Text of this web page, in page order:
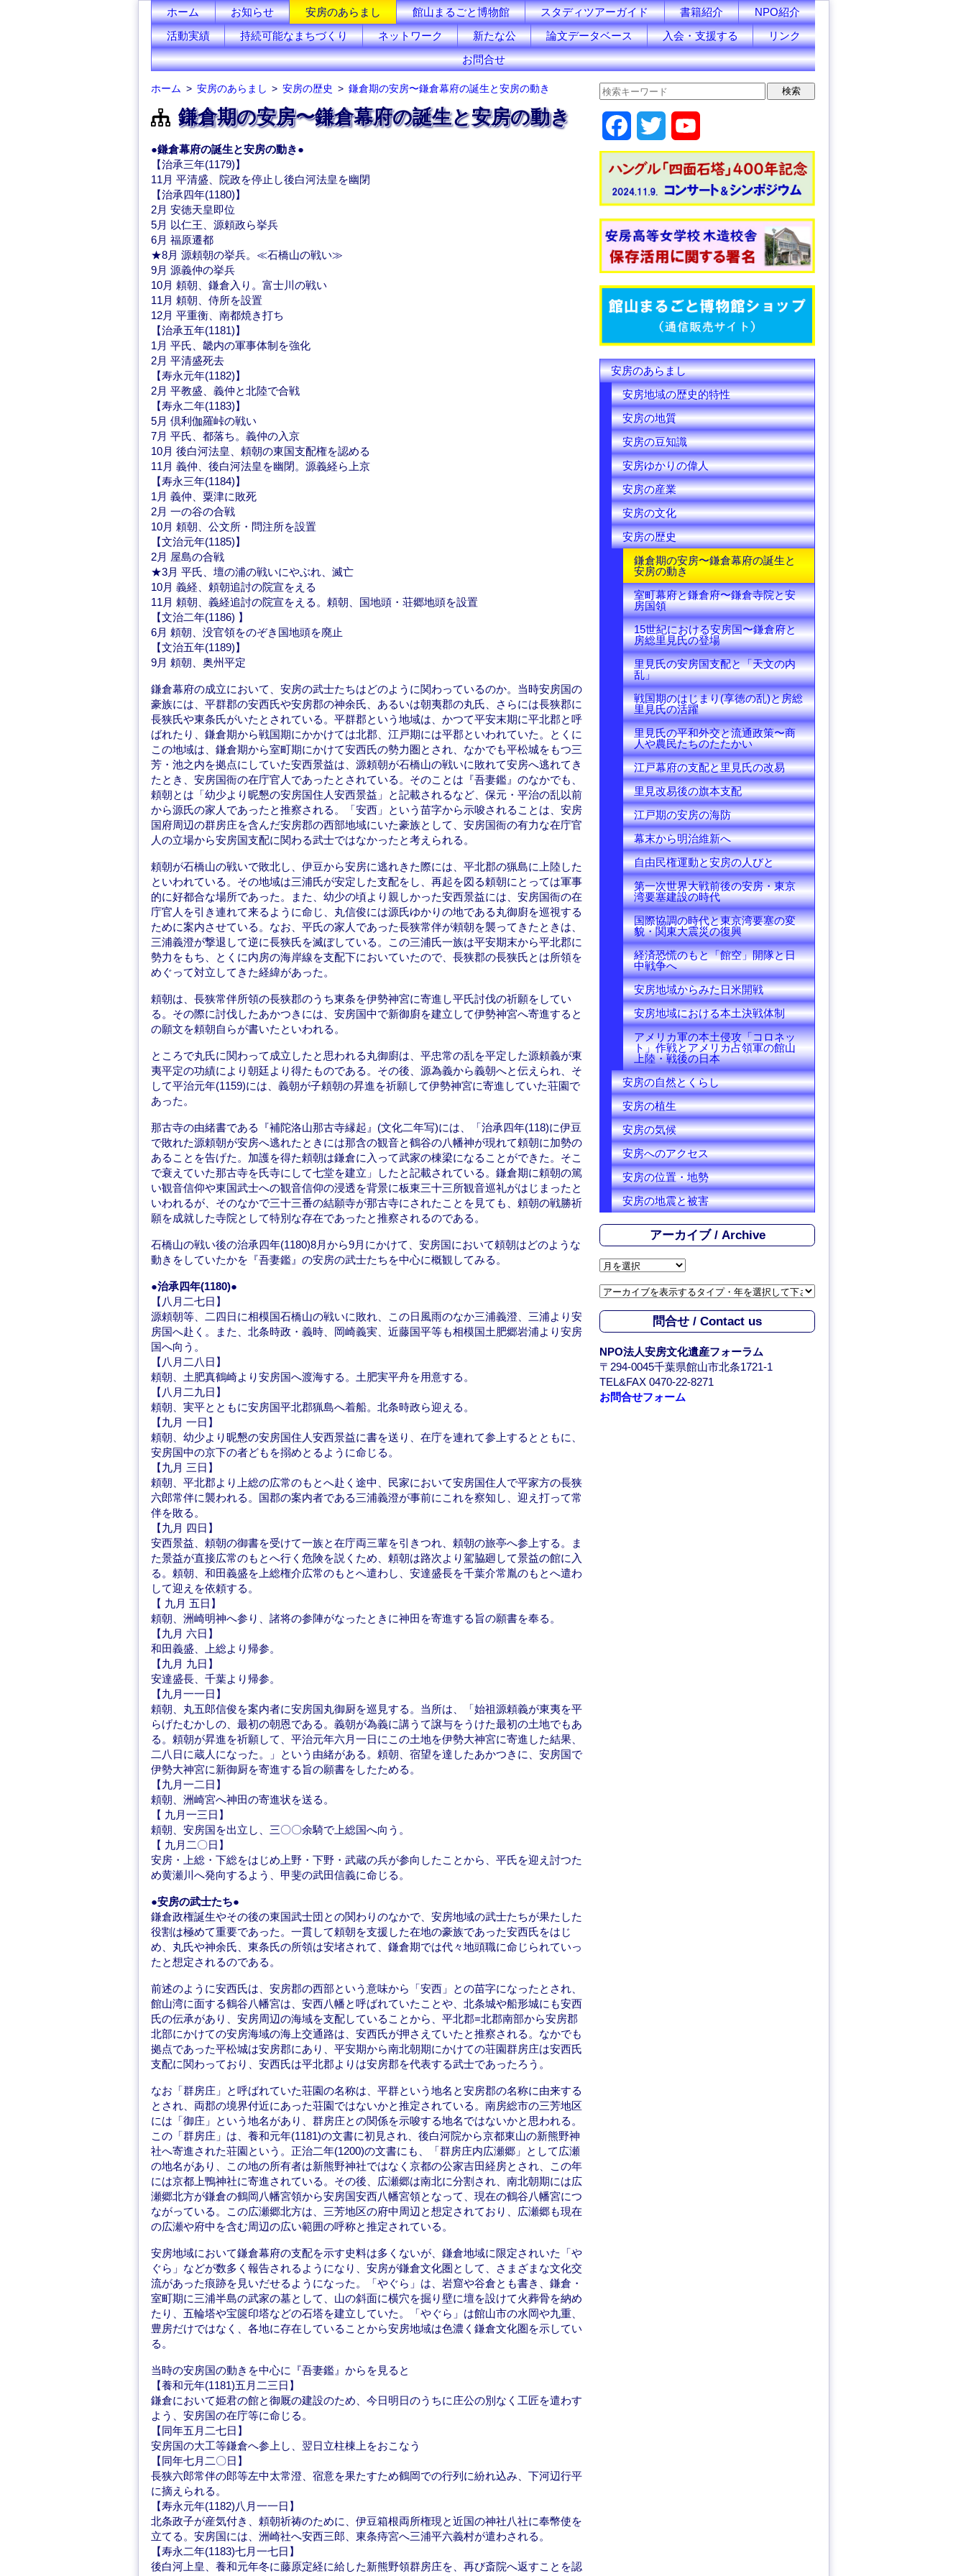
ホーム お知らせ 安房のあらまし 館山まるごと博物館 スタディツアーガイド 書籍紹介
NPO紹介
活動実績
持続可能なまちづくり ネットワーク 新たな公 論文データベース 入会・支援する
リンク
お問合せ
ホーム 安房のあらまし 安房の歴史 鎌倉期の安房〜鎌倉幕府の誕生と安房の動き
鎌倉期の安房〜鎌倉幕府の誕生と安房の動き
●鎌倉幕府の誕生と安房の動き●
【治承三年(1179)】
11月 平清盛、院政を停止し後白河法皇を幽閉
【治承四年(1180)】
2月 安徳天皇即位
5月 以仁王、源頼政ら挙兵
6月 福原遷都
★8月 源頼朝の挙兵。≪石橋山の戦い≫
9月 源義仲の挙兵
10月 頼朝、鎌倉入り。富士川の戦い
11月 頼朝、侍所を設置
12月 平重衡、南都焼き打ち
【治承五年(1181)】
1月 平氏、畿内の軍事体制を強化
2月 平清盛死去
【寿永元年(1182)】
2月 平教盛、義仲と北陸で合戦
【寿永二年(1183)】
5月 倶利伽羅峠の戦い
7月 平氏、都落ち。義仲の入京
10月 後白河法皇、頼朝の東国支配権を認める
11月 義仲、後白河法皇を幽閉。源義経ら上京
【寿永三年(1184)】
1月 義仲、粟津に敗死
2月 一の谷の合戦
10月 頼朝、公文所・問注所を設置
【文治元年(1185)】
2月 屋島の合戦
★3月 平氏、壇の浦の戦いにやぶれ、滅亡
10月 義経、頼朝追討の院宣をえる
11月 頼朝、義経追討の院宣をえる。頼朝、国地頭・荘郷地頭を設置
【文治二年(1186) 】
6月 頼朝、没官領をのぞき国地頭を廃止
【文治五年(1189)】
9月 頼朝、奥州平定
鎌倉幕府の成立において、安房の武士たちはどのように関わっているのか。当時安房国の
豪族には、平群郡の安西氏や安房郡の神余氏、あるいは朝夷郡の丸氏、さらには長狭郡に
長狭氏や東条氏がいたとされている。平群郡という地域は、かつて平安末期に平北郡と呼
ばれたり、鎌倉期から戦国期にかかけては北郡、江戸期には平郡といわれていた。とくに
この地域は、鎌倉期から室町期にかけて安西氏の勢力圏とされ、なかでも平松城をもつ三
芳・池之内を拠点にしていた安西景益は、源頼朝が石橋山の戦いに敗れて安房へ逃れてき
たとき、安房国衙の在庁官人であったとされている。そのことは『吾妻鑑』のなかでも、
頼朝とは「幼少より昵懇の安房国住人安西景益」と記載されるなど、保元・平治の乱以前
から源氏の家人であったと推察される。「安西」という苗字から示唆されることは、安房
国府周辺の群房庄を含んだ安房郡の西部地域にいた豪族として、安房国衙の有力な在庁官
人の立場から安房国支配に関わる武士ではなかったと考えられる。
頼朝が石橋山の戦いで敗北し、伊豆から安房に逃れきた際には、平北郡の猟島に上陸した
といわれている。その地域は三浦氏が安定した支配をし、再起を図る頼朝にとっては軍事
的に好都合な場所であった。また、幼少の頃より親しかった安西景益には、安房国衙の在
庁官人を引き連れて来るように命じ、丸信俊には源氏ゆかりの地である丸御廚を巡視する
ために案内させている。なお、平氏の家人であった長狭常伴が頼朝を襲ってきたときは、
三浦義澄が撃退して逆に長狭氏を滅ぼしている。この三浦氏一族は平安期末から平北郡に
勢力をもち、とくに内房の海岸線を支配下においていたので、長狭郡の長狭氏とは所領を
めぐって対立してきた経緯があった。
頼朝は、長狭常伴所領の長狭郡のうち東条を伊勢神宮に寄進し平氏討伐の祈願をしてい
る。その際に討伐したあかつきには、安房国中で新御廚を建立して伊勢神宮へ寄進すると
の願文を頼朝自らが書いたといわれる。
ところで丸氏に関わって成立したと思われる丸御廚は、平忠常の乱を平定した源頼義が東
夷平定の功績により朝廷より得たものである。その後、源為義から義朝へと伝えられ、そ
して平治元年(1159)には、義朝が子頼朝の昇進を祈願して伊勢神宮に寄進していた荘園で
あった。
那古寺の由緒書である『補陀洛山那古寺縁起』(文化二年写)には、「治承四年(118)に伊豆
で敗れた源頼朝が安房へ逃れたときには那含の観音と鶴谷の八幡神が現れて頼朝に加勢の
あることを告げた。加護を得た頼朝は鎌倉に入って武家の棟梁になることができた。そこ
で衰えていた那古寺を氏寺にして七堂を建立」したと記載されている。鎌倉期に頼朝の篤
い観音信仰や東国武士への観音信仰の浸透を背景に板東三十三所観音巡礼がはじまったと
いわれるが、そのなかで三十三番の結願寺が那古寺にされたことを見ても、頼朝の戦勝祈
願を成就した寺院として特別な存在であったと推察されるのである。
石橋山の戦い後の治承四年(1180)8月から9月にかけて、安房国において頼朝はどのような
動きをしていたかを『吾妻鑑』の安房の武士たちを中心に概観してみる。
●治承四年(1180)●
【八月二七日】
源頼朝等、二四日に相模国石橋山の戦いに敗れ、この日風雨のなか三浦義澄、三浦より安
房国へ赴く。また、北条時政・義時、岡崎義実、近藤国平等も相模国土肥郷岩浦より安房
国へ向う。
【八月二八日】
頼朝、土肥真鶴崎より安房国へ渡海する。土肥実平舟を用意する。
【八月二九日】
頼朝、実平とともに安房国平北郡猟島へ着船。北条時政ら迎える。
【九月 一日】
頼朝、幼少より昵懇の安房国住人安西景益に書を送り、在庁を連れて参上するとともに、
安房国中の京下の者どもを搦めとるように命じる。
【九月 三日】
頼朝、平北郡より上総の広常のもとへ赴く途中、民家において安房国住人で平家方の長狭
六郎常伴に襲われる。国郡の案内者である三浦義澄が事前にこれを察知し、迎え打って常
伴を敗る。
【九月 四日】
安西景益、頼朝の御書を受けて一族と在庁両三輩を引きつれ、頼朝の旅亭へ参上する。ま
た景益が直接広常のもとへ行く危険を説くため、頼朝は路次より駕脇廻して景益の館に入
る。頼朝、和田義盛を上総権介広常のもとへ遣わし、安達盛長を千葉介常胤のもとへ遣わ
して迎えを依頼する。
【 九月 五日】
頼朝、洲崎明神へ参り、諸将の参陣がなったときに神田を寄進する旨の願書を奉る。
【九月 六日】
和田義盛、上総より帰参。
【九月 九日】
安達盛長、千葉より帰参。
【九月一一日】
頼朝、丸五郎信俊を案内者に安房国丸御厨を巡見する。当所は、「始祖源頼義が東夷を平
らげたむかしの、最初の朝恩である。義朝が為義に講うて譲与をうけた最初の土地でもあ
る。頼朝が昇進を祈願して、平治元年六月一日にこの土地を伊勢大神宮に寄進した結果、
二八日に蔵人になった。」という由緒がある。頼朝、宿望を達したあかつきに、安房国で
伊勢大神宮に新御厨を寄進する旨の願書をしたためる。
【九月一二日】
頼朝、洲崎宮へ神田の寄進状を送る。
【 九月一三日】
頼朝、安房国を出立し、三〇〇余騎で上総国へ向う。
【 九月二〇日】
安房・上総・下総をはじめ上野・下野・武蔵の兵が参向したことから、平氏を迎え討つた
め黄瀬川へ発向するよう、甲斐の武田信義に命じる。
●安房の武士たち●
鎌倉政権誕生やその後の東国武士団との関わりのなかで、安房地域の武士たちが果たした
役割は極めて重要であった。一貫して頼朝を支援した在地の豪族であった安西氏をはじ
め、丸氏や神余氏、東条氏の所領は安堵されて、鎌倉期では代々地頭職に命じられていっ
たと想定されるのである。
前述のように安西氏は、安房郡の西部という意味から「安西」との苗字になったとされ、
館山湾に面する鶴谷八幡宮は、安西八幡と呼ばれていたことや、北条城や船形城にも安西
氏の伝承があり、安房周辺の海域を支配していることから、平北郡=北郡南部から安房郡
北部にかけての安房海域の海上交通路は、安西氏が押さえていたと推察される。なかでも
拠点であった平松城は安房郡にあり、平安期から南北朝期にかけての荘園群房庄は安西氏
支配に関わっており、安西氏は平北郡よりは安房郡を代表する武士であったろう。
なお「群房庄」と呼ばれていた荘園の名称は、平群という地名と安房郡の名称に由来する
とされ、両郡の境界付近にあった荘園ではないかと推定されている。南房総市の三芳地区
には「御庄」という地名があり、群房庄との関係を示唆する地名ではないかと思われる。
この「群房庄」は、養和元年(1181)の文書に初見され、後白河院から京都東山の新熊野神
社へ寄進された荘園という。正治二年(1200)の文書にも、「群房庄内広瀬郷」として広瀬
の地名があり、この地の所有者は新熊野神社ではなく京都の公家吉田経房とされ、この年
には京都上鴨神社に寄進されている。その後、広瀬郷は南北に分割され、南北朝期には広
瀬郷北方が鎌倉の鶴岡八幡宮領から安房国安西八幡宮領となって、現在の鶴谷八幡宮につ
ながっている。この広瀬郷北方は、三芳地区の府中周辺と想定されており、広瀬郷も現在
の広瀬や府中を含む周辺の広い範囲の呼称と推定されている。
安房地域において鎌倉幕府の支配を示す史料は多くないが、鎌倉地域に限定されいた「や
ぐら」などが数多く報告されるようになり、安房が鎌倉文化圏として、さまざまな文化交
流があった痕跡を見いだせるようになった。「やぐら」は、岩窟や谷倉とも書き、鎌倉・
室町期に三浦半島の武家の墓として、山の斜面に横穴を掘り壁に壇を設けて火葬骨を納め
たり、五輪塔や宝篋印塔などの石塔を建立していた。「やぐら」は館山市の水岡や九重、
豊房だけではなく、各地に存在していることから安房地域は色濃く鎌倉文化圏を示してい
る。
当時の安房国の動きを中心に『吾妻鑑』からを見ると
【養和元年(1181)五月二三日】
鎌倉において姫君の館と御厩の建設のため、今日明日のうちに庄公の別なく工匠を遣わす
よう、安房国の在庁等に命じる。
【同年五月二七日】
安房国の大工等鎌倉へ参上し、翌日立柱棟上をおこなう
【同年七月二〇日】
長狭六郎常伴の郎等左中太常澄、宿意を果たすため鶴岡での行列に紛れ込み、下河辺行平
に摘えられる。
【寿永元年(1182)八月一一日】
北条政子が産気付き、頼朝祈祷のために、伊豆箱根両所権現と近国の神社八社に奉幣使を
立てる。安房国には、洲崎社へ安西三郎、東条痔宮へ三浦平六義村が遣わされる。
【寿永二年(1183)七月一七日】
後白河上皇、養和元年冬に藤原定経に給した新熊野領群房庄を、再び斎院へ返すことを認
a
b
o
o
w
i
t
e
o
u
b
e
C
a
n
n
e
l
安房のあらまし
安房地域の歴史的特性
安房の地質
安房の豆知識
安房ゆかりの偉人
安房の産業
安房の文化
安房の歴史
鎌倉期の安房〜鎌倉幕府の誕生と
安房の動き
室町幕府と鎌倉府〜鎌倉寺院と安
房国領
15世紀における安房国〜鎌倉府と
房総里見氏の登場
里見氏の安房国支配と「天文の内
乱」
戦国期のはじまり(享徳の乱)と房総
里見氏の活躍
里見氏の平和外交と流通政策〜商
人や農民たちのたたかい
江戸幕府の支配と里見氏の改易
里見改易後の旗本支配
江戸期の安房の海防
幕末から明治維新へ
自由民権運動と安房の人びと
第一次世界大戦前後の安房・東京
湾要塞建設の時代
国際協調の時代と東京湾要塞の変
貌・関東大震災の復興
経済恐慌のもと「館空」開隊と日
中戦争へ
安房地域からみた日米開戦
安房地域における本土決戦体制
アメリカ軍の本土侵攻「コロネッ
ト」作戦とアメリカ占領軍の館山
上陸・戦後の日本
安房の自然とくらし
安房の植生
安房の気候
安房へのアクセス
安房の位置・地勢
安房の地震と被害
アーカイブ / Archive
ア
カ
イ
ブ
A
r
c
h
問合せ / Contact us
NPO法人安房文化遺産フォーラム
〒294-0045千葉県館山市北条1721-1
TEL&FAX 0470-22-8271
お問合せフォーム